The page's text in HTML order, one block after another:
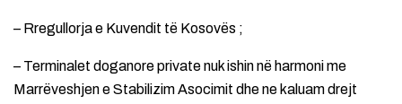
– Rregullorja e Kuvendit të Kosovës ;
– Terminalet doganore private nuk ishin në harmoni me
Marrëveshjen e Stabilizim Asocimit dhe ne kaluam drejt